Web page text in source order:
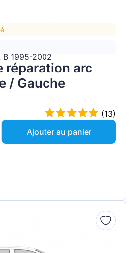
B 1995-2002
réparation arc
/ Gauche
(13)
Ajouter au panier